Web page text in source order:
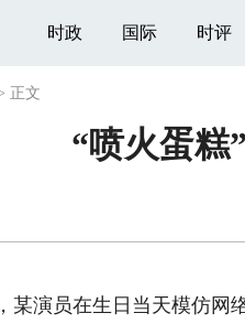
时政 国际 时评
正文
“喷火蛋糕
演员在生日当天模仿网络